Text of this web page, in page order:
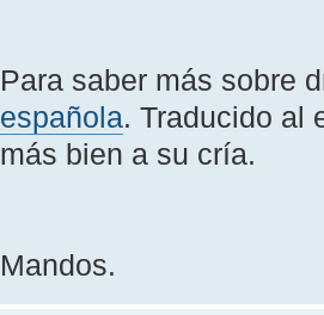
Para saber más sobre
española. Traducido al
más bien a su cría.
Mandos.